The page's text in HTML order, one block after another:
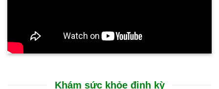
Khám sức khỏe định kỳ